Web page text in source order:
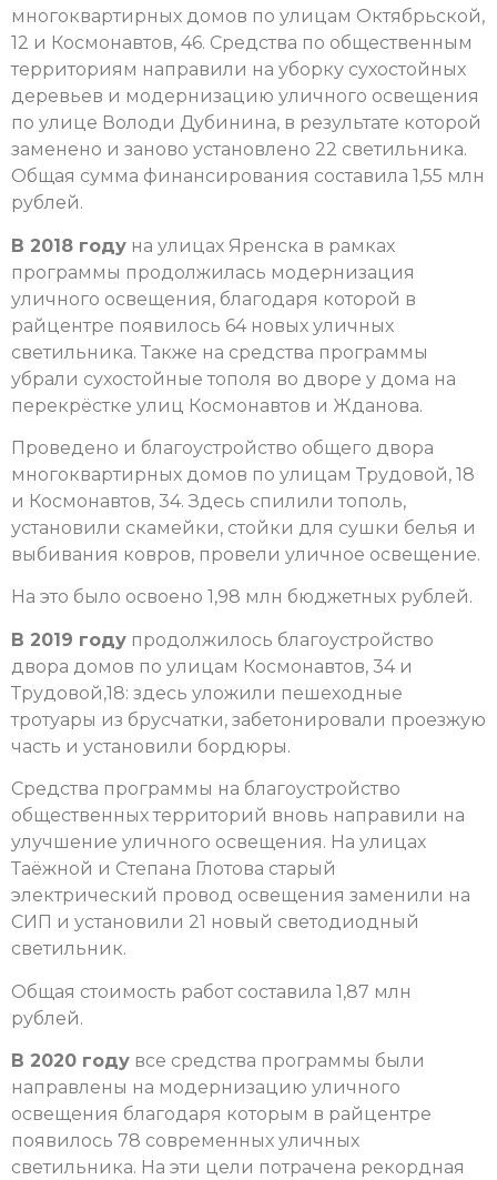
многоквартирных домов по улицам Октябрьской,
12 и Космонавтов, 46. Средства по общественным
территориям направили на уборку сухостойных
деревьев и модернизацию уличного освещения
по улице Володи Дубинина, в результате которой
заменено и заново установлено 22 светильника.
Общая сумма финансирования составила 1,55 млн
рублей.
В 2018 году на улицах Яренска в рамках
программы продолжилась модернизация
уличного освещения, благодаря которой в
райцентре появилось 64 новых уличных
светильника. Также на средства программы
убрали сухостойные тополя во дворе у дома на
перекрёстке улиц Космонавтов и Жданова.
Проведено и благоустройство общего двора
многоквартирных домов по улицам Трудовой, 18
и Космонавтов, 34. Здесь спилили тополь,
установили скамейки, стойки для сушки белья и
выбивания ковров, провели уличное освещение.
На это было освоено 1,98 млн бюджетных рублей.
В 2019 году продолжилось благоустройство
двора домов по улицам Космонавтов, 34 и
Трудовой,18: здесь уложили пешеходные
тротуары из брусчатки, забетонировали проезжую
часть и установили бордюры.
Средства программы на благоустройство
общественных территорий вновь направили на
улучшение уличного освещения. На улицах
Таёжной и Степана Глотова старый
электрический провод освещения заменили на
СИП и установили 21 новый светодиодный
светильник.
Общая стоимость работ составила 1,87 млн
рублей.
В 2020 году все средства программы были
направлены на модернизацию уличного
освещения благодаря которым в райцентре
появилось 78 современных уличных
светильника. На эти цели потрачена рекордная